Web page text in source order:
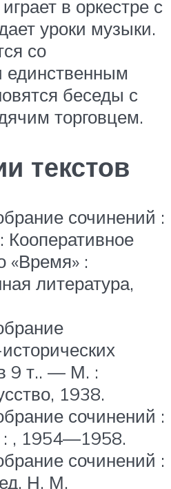
в оркестре с
уроки музыки.
со
единственным
беседы с
торговцем.
текстов
сочинений :
: Кооперативное
«Время» :
литература,
9 т.. — М. :
1938.
сочинений :
: , 1954—1958.
сочинений :
Н. М.